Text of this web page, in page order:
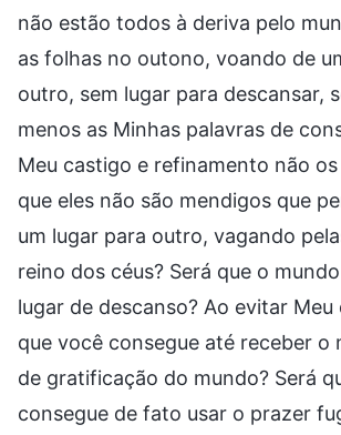
não estão todos à deriva pelo
as folhas no outono, voando de
outro, sem lugar para descansar,
menos as Minhas palavras de
Meu castigo e refinamento não os
que eles não são mendigos que
um lugar para outro, vagando
reino dos céus? Será que o
lugar de descanso? Ao evitar Meu
que você consegue até receber o
de gratificação do mundo? Será
consegue de fato usar o prazer